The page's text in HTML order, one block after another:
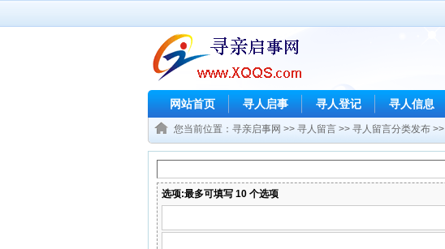
网站首页 寻人启事 寻人登记 寻人信息
您当前位置： 寻亲启事网 >> 寻人留言 >> 寻人留言分类发布 >>
选项:最多可填写 10 个选项